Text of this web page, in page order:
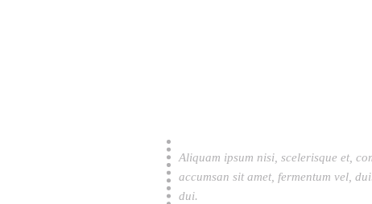
Aliquam ipsum nisi, scelerisque et,
accumsan sit amet, fermentum vel,
dui.